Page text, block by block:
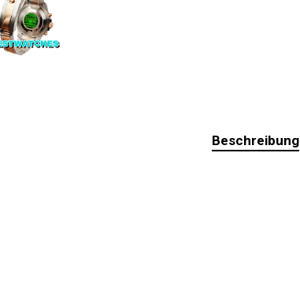
Beschreibung